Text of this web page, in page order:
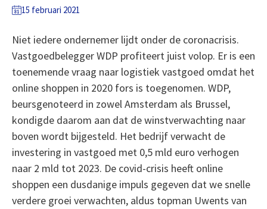
15 februari 2021
Niet iedere ondernemer lijdt onder de coronacrisis.
Vastgoedbelegger WDP profiteert juist volop. Er is een
toenemende vraag naar logistiek vastgoed omdat het
online shoppen in 2020 fors is toegenomen. WDP,
beursgenoteerd in zowel Amsterdam als Brussel,
kondigde daarom aan dat de winstverwachting naar
boven wordt bijgesteld. Het bedrijf verwacht de
investering in vastgoed met 0,5 mld euro verhogen
naar 2 mld tot 2023. De covid-crisis heeft online
shoppen een dusdanige impuls gegeven dat we snelle
verdere groei verwachten, aldus topman Uwents van